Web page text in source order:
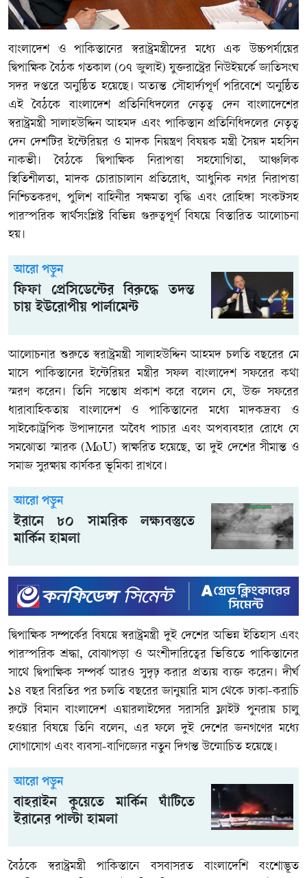
বাংলাদেশ ও পাকিস্তানের স্বরাষ্ট্রমন্ত্রীদের মধ্যে এক উচ্চপর্যায়ের
দ্বিপাক্ষিক বৈঠক গতকাল (০৭ জুলাই) যুক্তরাষ্ট্রের নিউইয়র্কে জাতিসংঘ
সদর দপ্তরে অনুষ্ঠিত হয়েছে। অত্যন্ত সৌহার্দ্যপূর্ণ পরিবেশে অনুষ্ঠিত
এই বৈঠকে বাংলাদেশ প্রতিনিধিদলের নেতৃত্ব দেন বাংলাদেশের
স্বরাষ্ট্রমন্ত্রী সালাহউদ্দিন আহমদ এবং পাকিস্তান প্রতিনিধিদলের নেতৃত্ব
দেন দেশটির ইন্টেরিয়র ও মাদক নিয়ন্ত্রণ বিষয়ক মন্ত্রী সৈয়দ মহসিন
নাকভী। বৈঠকে দ্বিপাক্ষিক নিরাপত্তা সহযোগিতা, আঞ্চলিক
স্থিতিশীলতা, মাদক চোরাচালান প্রতিরোধ, আধুনিক নগর নিরাপত্তা
নিশ্চিতকরণ, পুলিশ বাহিনীর সক্ষমতা বৃদ্ধি এবং রোহিঙ্গা সংকটসহ
পারস্পরিক স্বার্থসংশ্লিষ্ট বিভিন্ন গুরুত্বপূর্ণ বিষয়ে বিস্তারিত আলোচনা
হয়।
আরো পড়ুন
ফিফা প্রেসিডেন্টের বিরুদ্ধে তদন্ত
চায় ইউরোপীয় পার্লামেন্ট
আলোচনার শুরুতে স্বরাষ্ট্রমন্ত্রী সালাহউদ্দিন আহমদ চলতি বছরের মে
মাসে পাকিস্তানের ইন্টেরিয়র মন্ত্রীর সফল বাংলাদেশ সফরের কথা
স্মরণ করেন। তিনি সন্তোষ প্রকাশ করে বলেন যে, উক্ত সফরের
ধারাবাহিকতায় বাংলাদেশ ও পাকিস্তানের মধ্যে মাদকদ্রব্য ও
সাইকোট্রপিক উপাদানের অবৈধ পাচার এবং অপব্যবহার রোধে যে
সমঝোতা স্মারক (MoU) স্বাক্ষরিত হয়েছে, তা দুই দেশের সীমান্ত ও
সমাজ সুরক্ষায় কার্যকর ভূমিকা রাখবে।
আরো পড়ুন
ইরানে ৮০ সামরিক লক্ষ্যবস্তুতে
মার্কিন হামলা
দ্বিপাক্ষিক সম্পর্কের বিষয়ে স্বরাষ্ট্রমন্ত্রী দুই দেশের অভিন্ন ইতিহাস এবং
পারস্পরিক শ্রদ্ধা, বোঝাপড়া ও অংশীদারিত্বের ভিত্তিতে পাকিস্তানের
সাথে দ্বিপাক্ষিক সম্পর্ক আরও সুদৃঢ় করার প্রত্যয় ব্যক্ত করেন। দীর্ঘ
১৪ বছর বিরতির পর চলতি বছরের জানুয়ারি মাস থেকে ঢাকা-করাচি
রুটে বিমান বাংলাদেশ এয়ারলাইন্সের সরাসরি ফ্লাইট পুনরায় চালু
হওয়ার বিষয়ে তিনি বলেন, এর ফলে দুই দেশের জনগণের মধ্যে
যোগাযোগ এবং ব্যবসা-বাণিজ্যের নতুন দিগন্ত উন্মোচিত হয়েছে।
আরো পড়ুন
বাহরাইন কুয়েতে মার্কিন ঘাঁটিতে
ইরানের পাল্টা হামলা
বৈঠকে স্বরাষ্ট্রমন্ত্রী পাকিস্তানে বসবাসরত বাংলাদেশি বংশোদ্ভূত